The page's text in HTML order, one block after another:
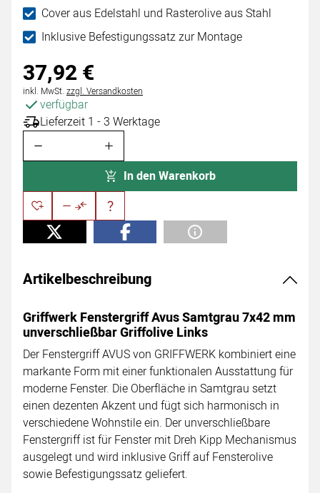
Cover aus Edelstahl und Rasterolive aus Stahl
Inklusive Befestigungssatz zur Montage
37,92€
Steuerhinweis:
inkl. MwSt. zzgl. Versandkosten
verfügbar
Lieferzeit 1 - 3 Werktage
In den Warenkorb
Artikelbeschreibung
Griffwerk Fenstergriff Avus Samtgrau 7x42 mm
unverschließbar Griffolive Links
Der Fenstergriff AVUS von GRIFFWERK kombiniert eine
markante Form mit einer funktionalen Ausstattung für
moderne Fenster. Die Oberfläche in Samtgrau setzt
einen dezenten Akzent und fügt sich harmonisch in
verschiedene Wohnstile ein. Der unverschließbare
Fenstergriff ist für Fenster mit Dreh Kipp Mechanismus
ausgelegt und wird inklusive Griff auf Fensterolive
sowie Befestigungssatz geliefert.